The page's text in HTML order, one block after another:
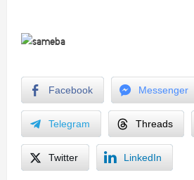
Facebook Messenger
Telegram Threads
Twitter LinkedIn